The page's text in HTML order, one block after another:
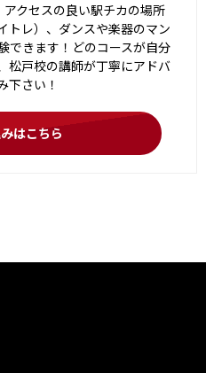
クセスの良い駅チカの場所
トレ）、ダンスや楽器のマン
できます！どのコースが自分
松戸校の講師が丁寧にアドバ
下さい！
はこちら